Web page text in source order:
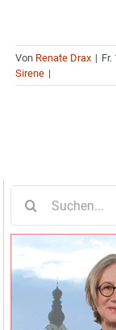
Von Renate Drax | Fr.
Sirene |
nach: